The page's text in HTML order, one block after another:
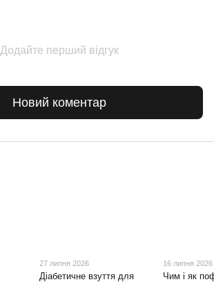
Додайте перший відгук
Новий коментар
27 липня 2026
Діабетичне взуття для
16 липня 2026
Чим і як